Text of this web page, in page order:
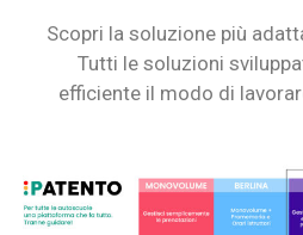
Scopri la soluzione più
Tutti le soluzioni
efficiente il modo di